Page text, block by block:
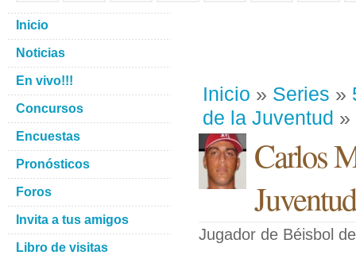
Inicio » Series »
de la Juventud »
Carlos
Juventud
Jugador de Béisbol
Inicio
Noticias
En vivo!!!
Concursos
Encuestas
Pronósticos
Foros
Invita a tus amigos
Libro de visitas